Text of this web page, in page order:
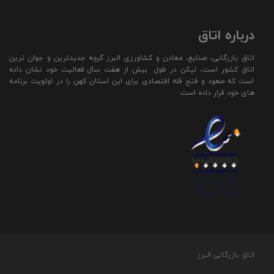
درباره اتاق
اتاق بازرگانی، صنایع، معادن و کشاورزی البرز گرچه جدیدترین و جوان ترین
اتاق کشور است، لیکن در طول بیش از هفت سال فعالیت خود نشان داده
است که صعود و فتح قله اقتصادی برای این استان کهن را در اولویت برنامه
های خود قرار داده است.
اتاق بازرگانی البرز